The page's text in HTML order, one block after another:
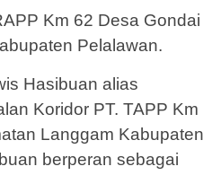
Km 62 Desa Gondai
Pelalawan.
Hasibuan alias
Koridor PT. TAPP Km
Langgam Kabupaten
berperan sebagai